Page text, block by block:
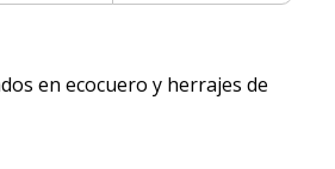
en ecocuero y herrajes de